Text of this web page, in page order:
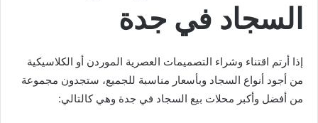
السجاد في جدة
إذا أرتم اقتناء وشراء التصميمات العصرية الموردن أو الكلاسيكية
من أجود أنواع السجاد وبأسعار مناسبة للجميع، ستجدون مجموعة
من أفضل وأكبر محلات بيع السجاد في جدة وهي كالتالي: